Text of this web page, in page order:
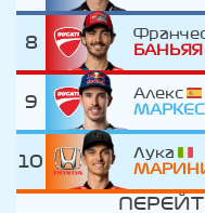
8
БАНЬЯЯ
9
Алекс
МАРКЕС
10
Лука